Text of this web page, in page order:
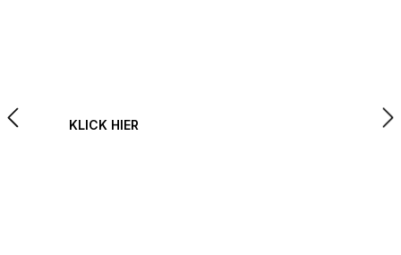
KLICK HIER